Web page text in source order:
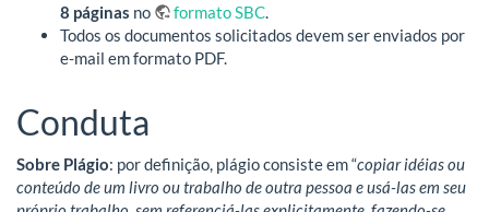
8 páginas no formato SBC.
Todos os documentos solicitados devem ser enviados por
e-mail em formato PDF.
Conduta
Sobre Plágio: por definição, plágio consiste em “copiar idéias ou
conteúdo de um livro ou trabalho de outra pessoa e usá-las em seu